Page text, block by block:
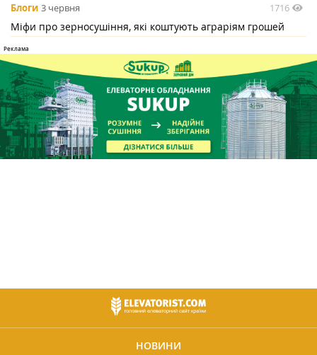
Блоги 3 червня 1716
Міфи про зерносушіння, які коштують аграріям грошей
НОВИНИ